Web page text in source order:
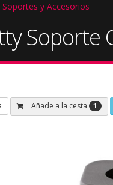
Soportes y Accesorios
Soporte
Añade a la cesta 1